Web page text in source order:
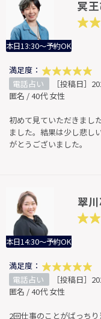
本日13:30～予約OK
冥
満足度：
電話占い
［投稿日］
匿名 / 40代 女性
初めて見ていただきまし
ました。結果は少し悲し
がとうございました。
本日14:30～予約OK
翠
満足度：
電話占い
［投稿日］
匿名 / 40代 女性
2回仕事のことがばっち